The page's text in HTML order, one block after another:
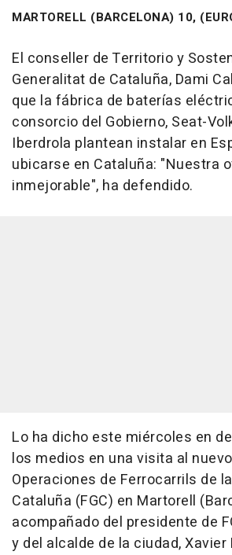
MARTORELL (BARCELONA) 10,
El conseller de Territorio y
Generalitat de Cataluña, Dami
que la fábrica de baterías
consorcio del Gobierno, Seat-
Iberdrola plantean instalar en
ubicarse en Cataluña: "Nuestra
inmejorable", ha defendido.
Lo ha dicho este miércoles en
los medios en una visita al
Operaciones de Ferrocarrils de
Cataluña (FGC) en Martorell
acompañado del presidente de
y del alcalde de la ciudad, Xavier